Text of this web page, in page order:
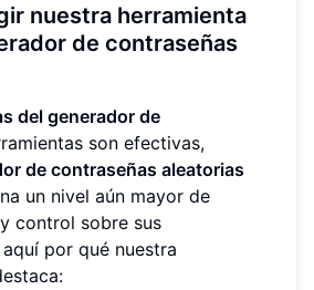
nuestra herramienta
de contraseñas
del generador de
son efectivas,
de contraseñas aleatorias
un nivel aún mayor de
control sobre sus
por qué nuestra